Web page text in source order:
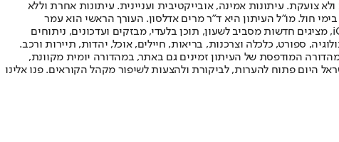
צועקת. עיתונות אמינה, אובייקטיבית ועניינית. עיתונות אחרת וללא
שיעור החשיפה הגבוה ביותר בימי חול. מו"ל העיתון היא ד"ר מרים אדלסון. העורך הראשי הוא עמר
לחמנוביץ, והעורך המייסד הוא עמוס רגב. אתרי האינטרנט של "ישראל היום" בעברית ובאנגלית, כמו כן היישומונים (אפליקציות) לאנדרואיד ול-iOS, מציגים חדשות מסביב לשעון, תוכן בלעדי, מבזקים ועדכונים, ניתוחים
ספורט, כלכלה וצרכנות, בריאות, חיילים, אוכל, יהדות, תיירות ורכב.
המודפסת של העיתון זמינים גם באתר, במהדורה יומית מקוונת,
היום פתוח להערות, לביקורת ולהצעות לשיפור מקהל הקוראים. פנו אלינו